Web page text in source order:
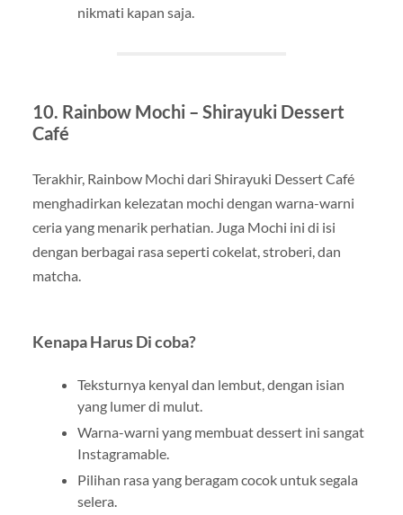
nikmati kapan saja.
10. Rainbow Mochi – Shirayuki Dessert
Café
Terakhir, Rainbow Mochi dari Shirayuki Dessert Café
menghadirkan kelezatan mochi dengan warna-warni
ceria yang menarik perhatian. Juga Mochi ini di isi
dengan berbagai rasa seperti cokelat, stroberi, dan
matcha.
Kenapa Harus Di coba?
Teksturnya kenyal dan lembut, dengan isian
yang lumer di mulut.
Warna-warni yang membuat dessert ini sangat
Instagramable.
Pilihan rasa yang beragam cocok untuk segala
selera.